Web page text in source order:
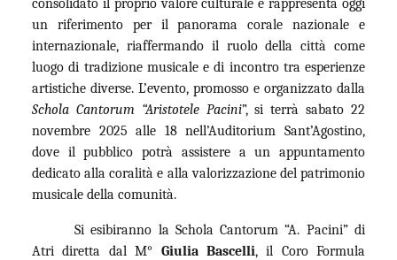
consolidato il proprio valore culturale e rappresenta oggi
un riferimento per il panorama corale nazionale e
internazionale, riaffermando il ruolo della città come
luogo di tradizione musicale e di incontro tra esperienze
artistiche diverse. L’evento, promosso e organizzato dalla
Schola Cantorum “Aristotele Pacini”, si terrà sabato 22
novembre 2025 alle 18 nell’Auditorium Sant’Agostino,
dove il pubblico potrà assistere a un appuntamento
dedicato alla coralità e alla valorizzazione del patrimonio
musicale della comunità.
Si esibiranno la Schola Cantorum “A. Pacini” di
Atri diretta dal M° Giulia Bascelli, il Coro Formula